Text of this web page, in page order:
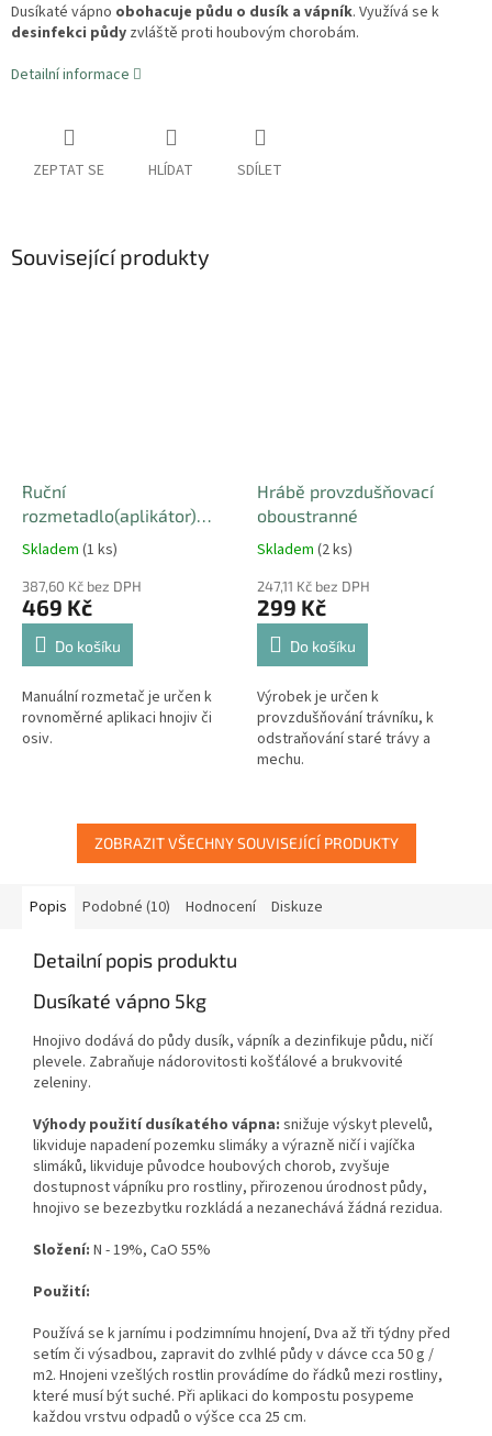
Dusíkaté vápno obohacuje půdu o dusík a vápník. Využívá se k
desinfekci půdy zvláště proti houbovým chorobám.
Detailní informace
ZEPTAT SE HLÍDAT SDÍLET
Související produkty
Ruční
rozmetadlo(aplikátor)
hnojiv a travního osení 2,7l
Skladem (1 ks)
387,60 Kč bez DPH
469 Kč
Do košíku
Manuální rozmetač je určen k
rovnoměrné aplikaci hnojiv či
osiv.
Hrábě provzdušňovací
oboustranné
Skladem (2 ks)
247,11 Kč bez DPH
299 Kč
Do košíku
Výrobek je určen k
provzdušňování trávníku, k
odstraňování staré trávy a
mechu.
ZOBRAZIT VŠECHNY SOUVISEJÍCÍ PRODUKTY
Popis Podobné (10) Hodnocení Diskuze
Detailní popis produktu
Dusíkaté vápno 5kg
Hnojivo dodává do půdy dusík, vápník a dezinfikuje půdu, ničí
plevele. Zabraňuje nádorovitosti košťálové a brukvovité
zeleniny.
Výhody použití dusíkatého vápna: snižuje výskyt plevelů,
likviduje napadení pozemku slimáky a výrazně ničí i vajíčka
slimáků, likviduje původce houbových chorob, zvyšuje
dostupnost vápníku pro rostliny, přirozenou úrodnost půdy,
hnojivo se bezezbytku rozkládá a nezanechává žádná rezidua.
Složení: N - 19%, CaO 55%
Použití:
Používá se k jarnímu i podzimnímu hnojení, Dva až tři týdny před
setím či výsadbou, zapravit do zvlhlé půdyv dávce cca 50 g /
m2. Hnojeni vzešlých rostlin provádíme do řádků mezi rostliny,
které musí být suché. Při aplikaci do kompostu posypeme
každou vrstvu odpadů o výšce cca 25 cm.